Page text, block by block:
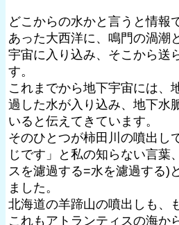
どこからの水かと言うと情報
あった大西洋に、鳴門の渦潮
宇宙に入り込み、そこから送
す。
これまでから地下宇宙には、
過した水が入り込み、地下水
いると伝えてきています。
そのひとつが柿田川の噴出し
じです」と私の知らない言葉
スを濾過する=水を濾過する)
ました。
北海道の羊蹄山の噴出しも、
これもアトランティスの海か